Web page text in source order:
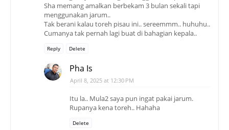
Sha memang amalkan berbekam 3 bulan sekali tapi
menggunakan jarum..
Tak berani kalau toreh pisau ini.. sereemmm.. huhuhu..
Cumanya tak pernah lagi buat di bahagian kepala..
Reply Delete
Pha Is
April 8, 2025 at 12:30 PM
Itu la.. Mula2 saya pun ingat pakai jarum.
Rupanya kena toreh.. Hahaha
Delete